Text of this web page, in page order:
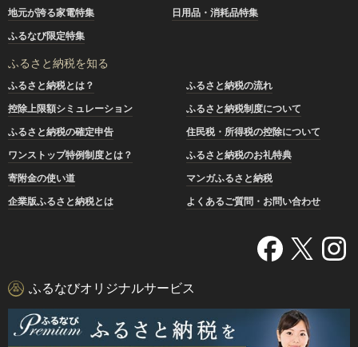
地元が誇る家電特集
日用品・消耗品特集
ふるなび限定特集
ふるさと納税を知る
ふるさと納税とは？
ふるさと納税の流れ
控除上限額シミュレーション
ふるさと納税制度について
ふるさと納税の確定申告
住民税・所得税の控除について
ワンストップ特例制度とは？
ふるさと納税のお礼特典
寄附金の使い道
マンガふるさと納税
企業版ふるさと納税とは
よくあるご質問・お問い合わせ
ふるなびオリジナルサービス